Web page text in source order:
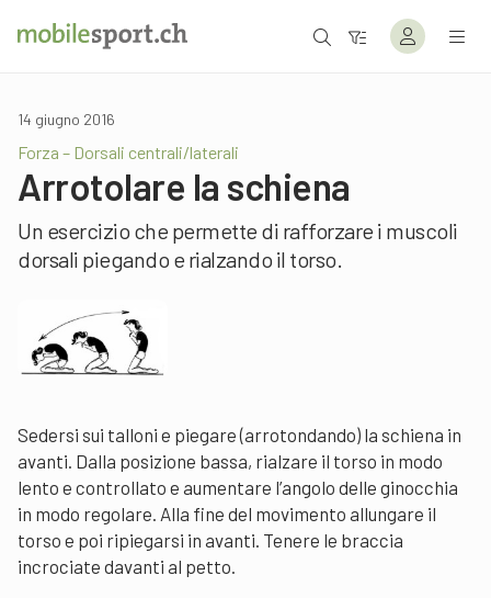
14 giugno 2016
Forza – Dorsali centrali/laterali
Arrotolare la schiena
Un esercizio che permette di rafforzare i muscoli
dorsali piegando e rialzando il torso.
Sedersi sui talloni e piegare (arrotondando) la schiena in
avanti. Dalla posizione bassa, rialzare il torso in modo
lento e controllato e aumentare l’angolo delle ginocchia
in modo regolare. Alla fine del movimento allungare il
torso e poi ripiegarsi in avanti. Tenere le braccia
incrociate davanti al petto.